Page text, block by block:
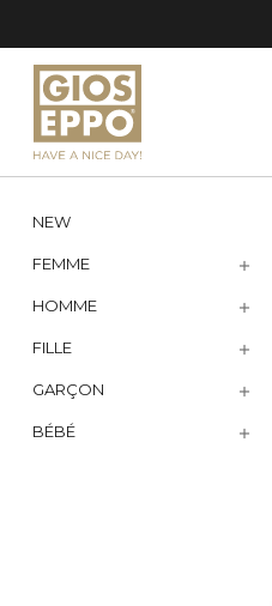
NEW
FEMME 
HOMME 
FILLE 
GARÇON 
BÉBÉ 